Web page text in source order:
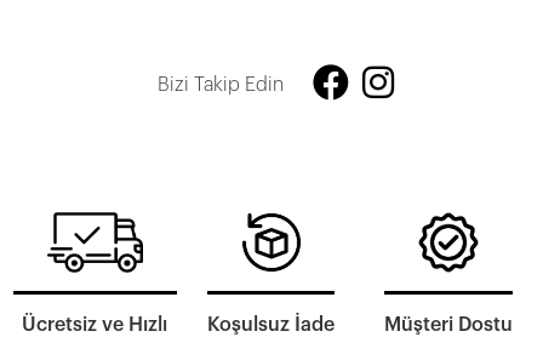
Bizi Takip Edin
Ücretsiz ve Hızlı
Koşulsuz İade Müşteri Dostu